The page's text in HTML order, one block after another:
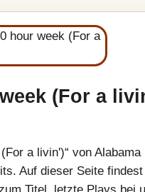
(For a
a livin')“ von Alabama
Auf dieser Seite